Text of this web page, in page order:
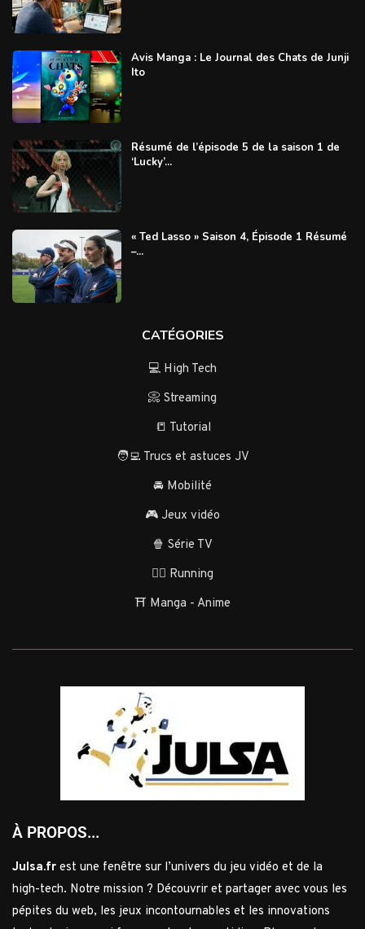
Avis Manga : Le Journal des Chats de Junji
Ito
Résumé de l’épisode 5 de la saison 1 de
‘Lucky’...
« Ted Lasso » Saison 4, Épisode 1 Résumé
–...
CATÉGORIES
💻 High Tech
📀 Streaming
📒 Tutorial
🧑‍💻 Trucs et astuces JV
🚘 Mobilité
🎮 Jeux vidéo
🍿 Série TV
🏃‍♂️ Running
⛩️ Manga - Anime
À PROPOS...
Julsa.fr est une fenêtre sur l’univers du jeu vidéo et de la
high-tech. Notre mission ? Découvrir et partager avec vous les
pépites du web, les jeux incontournables et les innovations